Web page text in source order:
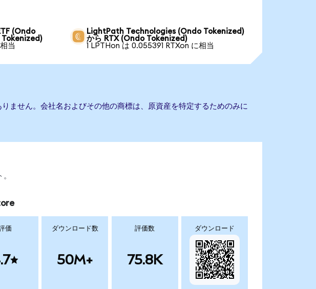
(Ondo
Tokenized)
当
LightPath Technologies (Ondo Tokenized)
から RTX (Ondo Tokenized)
1 LPTHon は 0.055391 RTXon に相当
ません。会社名およびその他の商標は、原資産を特定するためのみに
価 ダウンロード数
50M+
評価数
75.8K
ダウンロード